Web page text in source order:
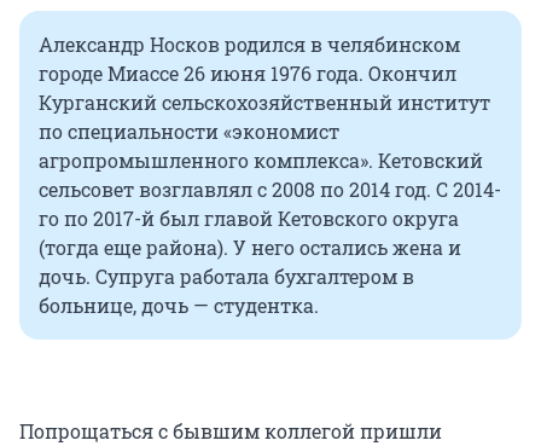
Александр Носков родился в челябинском
городе Миассе 26 июня 1976 года. Окончил
Курганский сельскохозяйственный институт
по специальности «экономист
агропромышленного комплекса». Кетовский
сельсовет возглавлял с 2008 по 2014 год. С 2014-
го по 2017-й был главой Кетовского округа
(тогда еще района). У него остались жена и
дочь. Супруга работала бухгалтером в
больнице, дочь — студентка.
Попрощаться с бывшим коллегой пришли